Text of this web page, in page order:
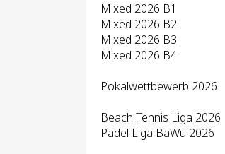
Mixed 2026 B1
Mixed 2026 B2
Mixed 2026 B3
Mixed 2026 B4
Pokalwettbewerb 2026
Beach Tennis Liga 2026
Padel Liga BaWü 2026